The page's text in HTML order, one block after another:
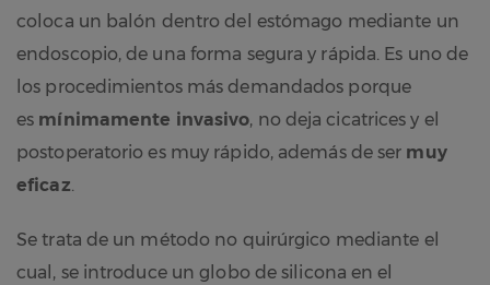
coloca un balón dentro del estómago mediante un
endoscopio, de una forma segura y rápida. Es uno de
los procedimientos más demandados porque
es mínimamente invasivo, no deja cicatrices y el
postoperatorio es muy rápido, además de ser muy
eficaz.
Se trata de un método no quirúrgico mediante el
cual, se introduce un globo de silicona en el